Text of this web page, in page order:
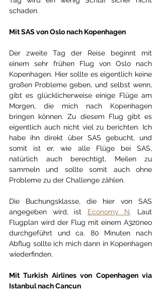
schaden.
Mit SAS von Oslo nach Kopenhagen
Der zweite Tag der Reise beginnt mit
einem sehr frühen Flug von Oslo nach
Kopenhagen. Hier sollte es eigentlich keine
großen Probleme geben, und selbst wenn,
gibt es glücklicherweise einige Flüge am
Morgen, die mich nach Kopenhagen
bringen können. Zu diesem Flug gibt es
eigentlich auch nicht viel zu berichten. Ich
habe ihn direkt über SAS gebucht, und
somit ist er, wie alle Flüge bei SAS,
natürlich auch berechtigt, Meilen zu
sammeln und sollte somit auch ohne
Probleme zu der Challenge zählen.
Die Buchungsklasse, die hier von SAS
angegeben wird, ist
Economy N. Laut
Flugplan wird der Flug mit einem A320neo
durchgeführt und ca. 80 Minuten nach
Abflug sollte ich mich dann in Kopenhagen
wiederfinden.
Mit Turkish Airlines von Copenhagen via
Istanbul nach Cancun